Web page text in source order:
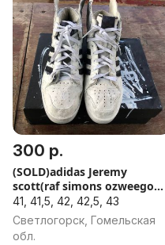
300 р.
(SOLD)adidas Jeremy
scott(raf simons ozweego
ФАСТТ
41, 41,5, 42, 42,5, 43
Светлогорск, Гомельская
обл.